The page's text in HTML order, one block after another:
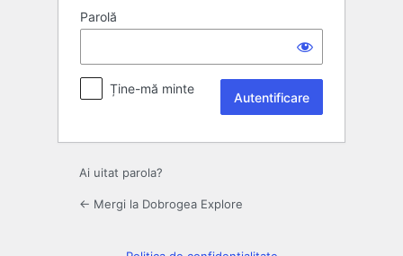
Parolă
Ține-mă minte
Ai uitat parola?
← Mergi la Dobrogea Explore